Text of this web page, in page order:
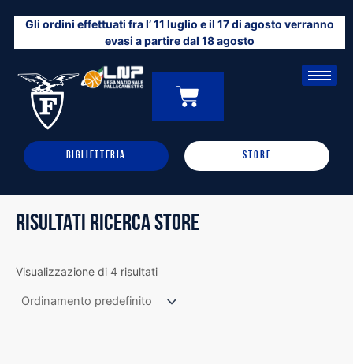
contenuto
Gli ordini effettuati fra l’ 11 luglio e il 17 di agosto verranno
evasi a partire dal 18 agosto
0
CARRELLO
BIGLIETTERIA STORE
RISULTATI RICERCA STORE
Visualizzazione di 4 risultati